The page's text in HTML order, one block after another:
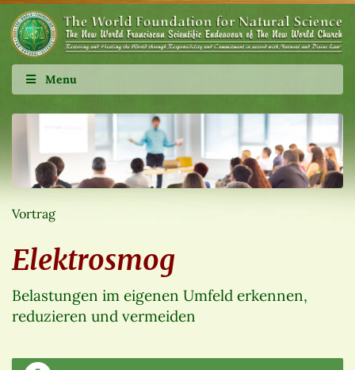
Menu
Vortrag
Elektrosmog
Belastungen im eigenen Umfeld erkennen,
reduzieren und vermeiden